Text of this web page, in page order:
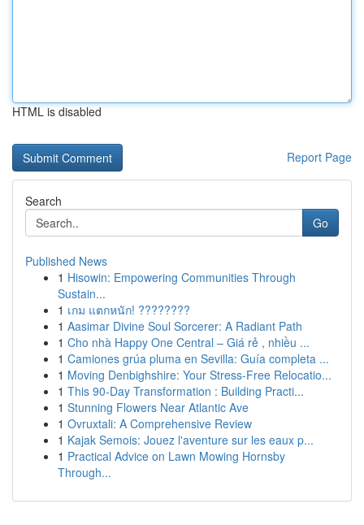
HTML is disabled
Report Page
Search
Go
Published News
1 Hisowin: Empowering Communities Through
Sustain...
1 เกม แตกหนัก! ????????
1 Aasimar Divine Soul Sorcerer: A Radiant Path
1 Cho nhà Happy One Central – Giá rẻ , nhiều ...
1 Camiones grúa pluma en Sevilla: Guía completa ...
1 Moving Denbighshire: Your Stress-Free Relocatio...
1 This 90-Day Transformation : Building Practi...
1 Stunning Flowers Near Atlantic Ave
1 Ovruxtali: A Comprehensive Review
1 Kajak Semois: Jouez l'aventure sur les eaux p...
1 Practical Advice on Lawn Mowing Hornsby
Through...